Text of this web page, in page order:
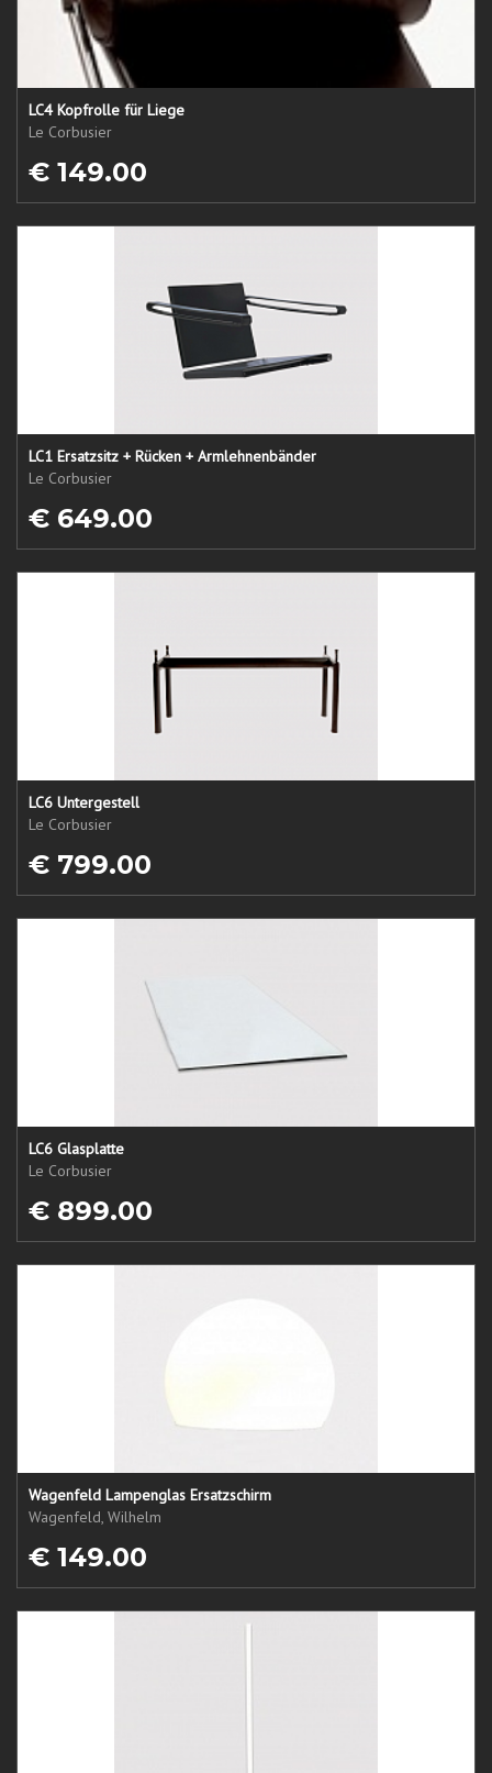
LC4 Kopfrolle für Liege
Le Corbusier
€ 149.00
LC1 Ersatzsitz + Rücken + Armlehnenbänder
Le Corbusier
€ 649.00
LC6 Untergestell
Le Corbusier
€ 799.00
LC6 Glasplatte
Le Corbusier
€ 899.00
Wagenfeld Lampenglas Ersatzschirm
Wagenfeld, Wilhelm
€ 149.00